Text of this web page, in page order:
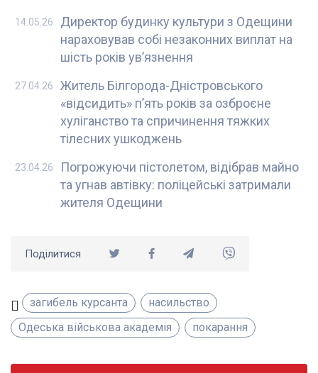
Директор будинку культури з Одещини
нараховував собі незаконних виплат на
шість років ув’язнення
14.05.26
Житель Білгорода-Дністровського
«відсидить» п’ять років за озброєне
хуліганство та спричинення тяжких
тілесних ушкоджень
27.04.26
Погрожуючи пістолетом, відібрав майно
та угнав автівку: поліцейські затримали
жителя Одещини
23.04.26
Поділитися
загибель курсанта
насильство
Одеська військова академія
покарання